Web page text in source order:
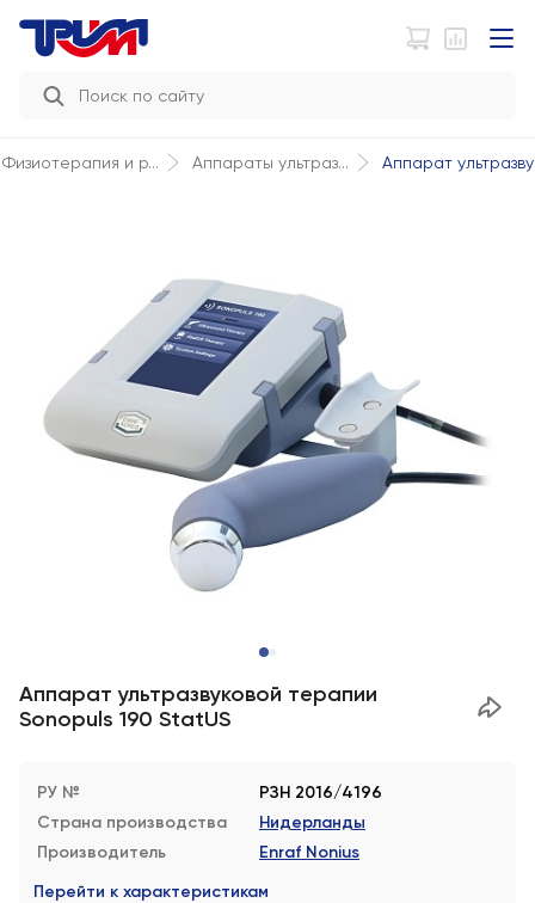
Физиотерапия и р... Аппараты ультраз... Аппарат
Аппарат ультразвуковой терапии
Sonopuls 190 StatUS
РУ №
РЗН 2016/4196
Страна производства
Нидерланды
Производитель
Enraf Nonius
Перейти к характеристикам